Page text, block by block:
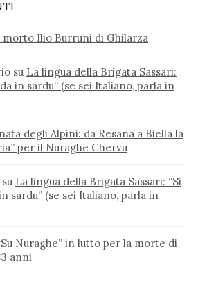
morto Ilio Burruni di Ghilarza
su La lingua della Brigata Sassari:
in sardu” (se sei Italiano, parla in
degli Alpini: da Resana a Biella la
per il Nuraghe Chervu
su La lingua della Brigata Sassari: “Si
sardu” (se sei Italiano, parla in
Nuraghe” in lutto per la morte di
anni